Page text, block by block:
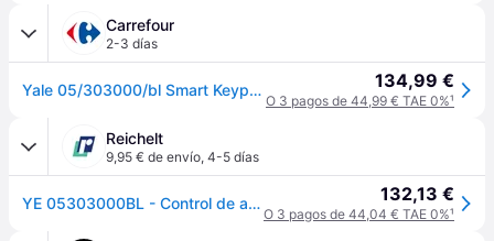
Carrefour
2-3 días
Yale 05/303000/bl Smart Keypad 2 - Teclado Numérico Con Lector De Huellas Dactilares Negro 134,99 €
O 3 pagos de 44,99 € TAE 0%¹
Reichelt
9,95 € de envío, 4-5 días
YE 05303000BL - Control de acceso inteligente, huella dactilar, WLAN 132,13 €
O 3 pagos de 44,04 € TAE 0%¹